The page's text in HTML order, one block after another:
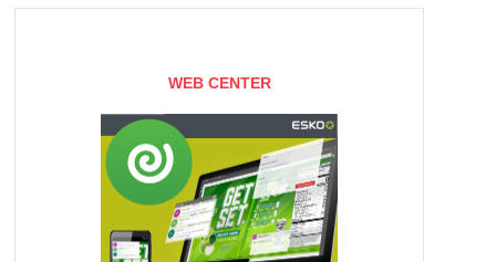
WEB CENTER